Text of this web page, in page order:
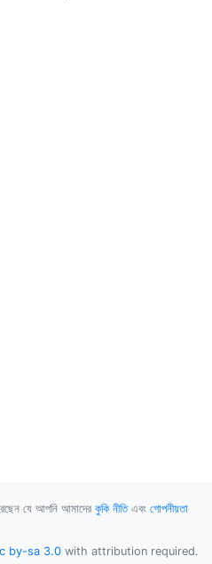
যে আপনি আমাদের কুকি নীতিএবং গোপনীয়তা
by-sa 3.0 with attribution required.